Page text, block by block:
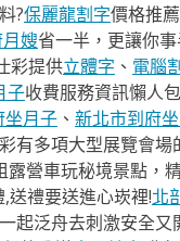
?保麗龍割字價格推
嫂省一半，更讓你
彩提供立體字 、 電腦
子收費服務資訊懶人
坐月子、 新北市到府
有多項大型展覽會場
露營車玩秘境景點，
送禮要送進心崁裡!北
起泛舟去​刺激安全